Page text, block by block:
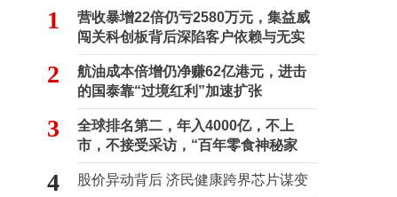
1
营收暴增22倍仍亏2580万元，集益威
闯关科创板背后深陷客户依赖与无实
控人困局
2
航油成本倍增仍净赚62亿港元，进击
的国泰靠“过境红利”加速扩张
3
全球排名第二，年入4000亿，不上
市，不接受采访，“百年零食神秘家
族”浮出水面？
4 股价异动背后 济民健康跨界芯片谋变